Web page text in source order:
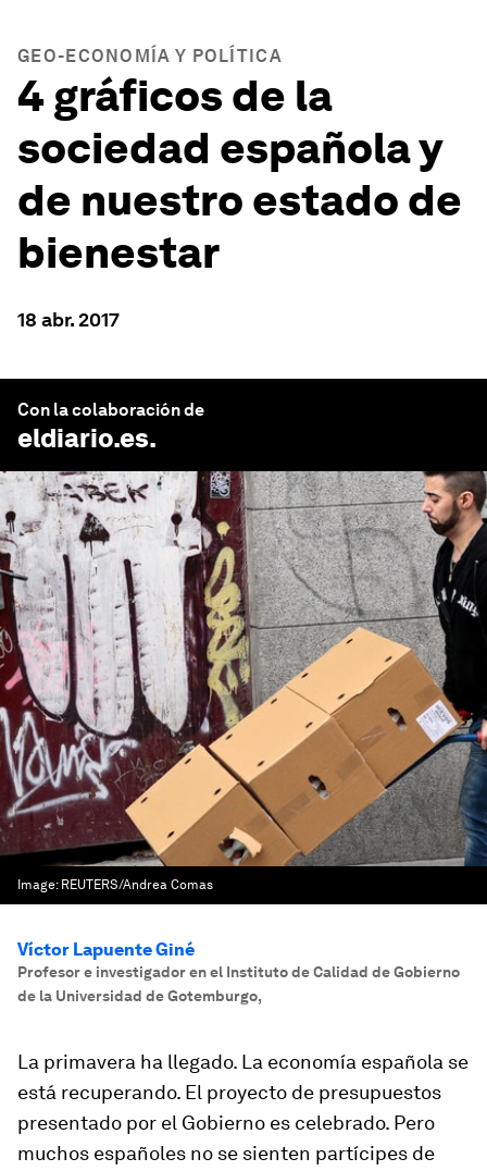
GEO-ECONOMÍA Y POLÍTICA
4 gráficos de la
sociedad española y
de nuestro estado de
bienestar
18 abr. 2017
Con la colaboración de
eldiario.es.
Image: REUTERS/Andrea Comas
Víctor Lapuente Giné
Profesor e investigador en el Instituto de Calidad de Gobierno
de la Universidad de Gotemburgo,
La primavera ha llegado. La economía española se
está recuperando. El proyecto de presupuestos
presentado por el Gobierno es celebrado. Pero
muchos españoles no se sienten partícipes de